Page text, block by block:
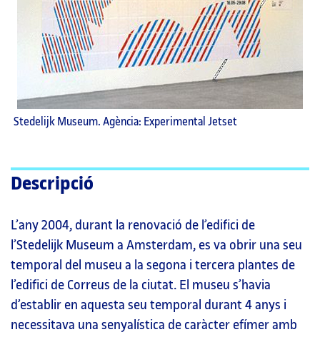
Stedelijk Museum. Agència: Experimental Jetset
Descripció
L’any 2004, durant la renovació de l’edifici de
l’Stedelijk Museum a Amsterdam, es va obrir una seu
temporal del museu a la segona i tercera plantes de
l’edifici de Correus de la ciutat. El museu s’havia
d’establir en aquesta seu temporal durant 4 anys i
necessitava una senyalística de caràcter efímer amb